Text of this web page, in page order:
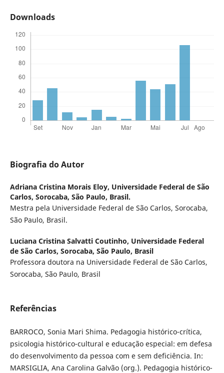
Downloads
Biografia do Autor
Adriana Cristina Morais Eloy, Universidade Federal de São
Carlos, Sorocaba, São Paulo, Brasil.
Mestra pela Universidade Federal de São Carlos, Sorocaba,
São Paulo, Brasil.
Luciana Cristina Salvatti Coutinho, Universidade Federal
de São Carlos, Sorocaba, São Paulo, Brasil
Professora doutora na Universidade Federal de São Carlos,
Sorocaba, São Paulo, Brasil
Referências
BARROCO, Sonia Mari Shima. Pedagogia histórico-crítica,
psicologia histórico-cultural e educação especial: em defesa
do desenvolvimento da pessoa com e sem deficiência. In:
MARSIGLIA, Ana Carolina Galvão (org.). Pedagogia histórico-